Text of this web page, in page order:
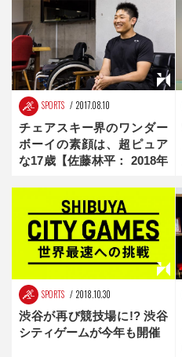
SPORTS 2017.08.10
チェアスキー界のワンダー
ボーイの素顔は、超ピュア
な17歳【佐藤林平： 2018年
SPORTS 2018.10.30
渋谷が再び競技場に!? 渋谷
シティゲームが今年も開催